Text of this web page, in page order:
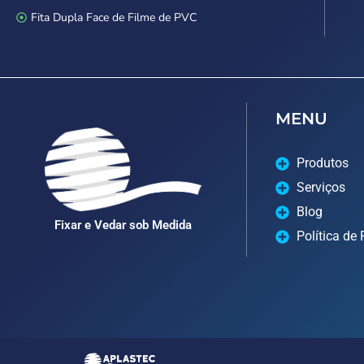
Fita Dupla Face de Filme de PVC
Fixar e Vedar sob Medida
MENU
Produtos
Serviços
Blog
Política de